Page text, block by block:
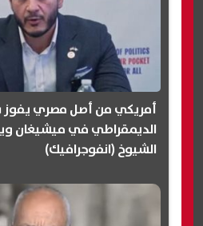
أمريكي من أصل مصري يفوز
الديمقراطي في ميشيغان
الشيوخ (انفوجرافيك)